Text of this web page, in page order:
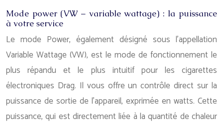
Mode power (VW – variable wattage) : la puissance
à votre service
Le mode Power, également désigné sous l’appellation
Variable Wattage (VW), est le mode de fonctionnement le
plus répandu et le plus intuitif pour les cigarettes
électroniques Drag. Il vous offre un contrôle direct sur la
puissance de sortie de l’appareil, exprimée en watts. Cette
puissance, qui est directement liée à la quantité de chaleur